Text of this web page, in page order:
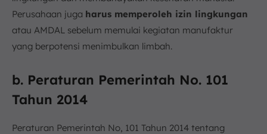
Perusahaan juga harus memperoleh izin lingkungan
atau AMDAL sebelum memulai kegiatan manufaktur
yang berpotensi menimbulkan limbah.
b. Peraturan Pemerintah No. 101
Tahun 2014
Peraturan Pemerintah No, 101 Tahun 2014 tentang